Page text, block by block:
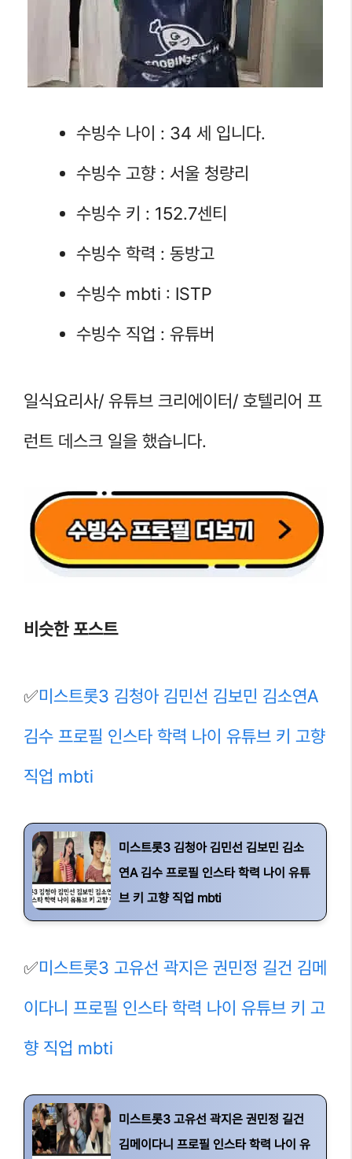
수빙수 나이 : 34 세 입니다.
수빙수 고향 : 서울 청량리
수빙수 키 : 152.7센티
수빙수 학력 : 동방고
수빙수 mbti : ISTP
수빙수 직업 : 유튜버
일식요리사/ 유튜브 크리에이터/ 호텔리어 프
런트 데스크 일을 했습니다.
비슷한 포스트
✅미스트롯3 김청아 김민선 김보민 김소연A
김수 프로필 인스타 학력 나이 유튜브 키 고향
직업 mbti
미스트롯3 김청아 김민선 김보민 김소
연A 김수 프로필 인스타 학력 나이 유튜
브 키 고향 직업 mbti
✅미스트롯3 고유선 곽지은 권민정 길건 김메
이다니 프로필 인스타 학력 나이 유튜브 키 고
향 직업 mbti
미스트롯3 고유선 곽지은 권민정 길건
김메이다니 프로필 인스타 학력 나이 유